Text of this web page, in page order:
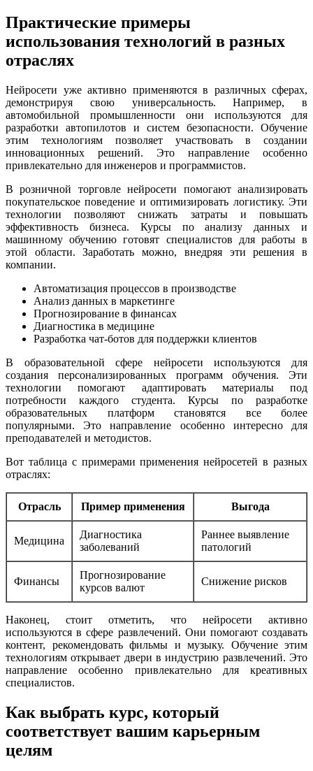
Практические примеры
использования технологий в разных
отраслях
Нейросети уже активно применяются в различных сферах,
демонстрируя свою универсальность. Например, в
автомобильной промышленности они используются для
разработки автопилотов и систем безопасности. Обучение
этим технологиям позволяет участвовать в создании
инновационных решений. Это направление особенно
привлекательно для инженеров и программистов.
В розничной торговле нейросети помогают анализировать
покупательское поведение и оптимизировать логистику. Эти
технологии позволяют снижать затраты и повышать
эффективность бизнеса. Курсы по анализу данных и
машинному обучению готовят специалистов для работы в
этой области. Заработать можно, внедряя эти решения в
компании.
Автоматизация процессов в производстве
Анализ данных в маркетинге
Прогнозирование в финансах
Диагностика в медицине
Разработка чат-ботов для поддержки клиентов
В образовательной сфере нейросети используются для
создания персонализированных программ обучения. Эти
технологии помогают адаптировать материалы под
потребности каждого студента. Курсы по разработке
образовательных платформ становятся все более
популярными. Это направление особенно интересно для
преподавателей и методистов.
Вот таблица с примерами применения нейросетей в разных
отраслях:
Отрасль Пример применения Выгода
Медицина
Диагностика
заболеваний
Раннее выявление
патологий
Финансы
Прогнозирование
курсов валют
Снижение рисков
Наконец, стоит отметить, что нейросети активно
используются в сфере развлечений. Они помогают создавать
контент, рекомендовать фильмы и музыку. Обучение этим
технологиям открывает двери в индустрию развлечений. Это
направление особенно привлекательно для креативных
специалистов.
Как выбрать курс, который
соответствует вашим карьерным
целям